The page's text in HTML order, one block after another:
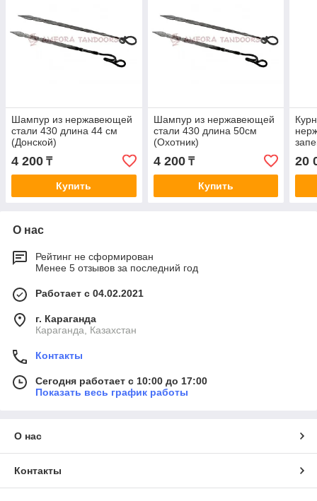
Шампур из нержавеющей
стали 430 длина 44 см
(Донской)
4 200 ₸
Купить
Шампур из нержавеющей
стали 430 длина 50см
(Охотник)
4 200₸
Купить
20
О нас
Рейтинг не сформирован
Менее 5 отзывов за последний год
Работает с 04.02.2021
г. Караганда
Караганда, Казахстан
Контакты
Сегодня работает с 10:00 до 17:00
Показать весь график работы
О нас
Контакты